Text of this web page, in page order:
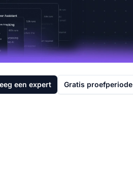
een expert Gratis proefperiode